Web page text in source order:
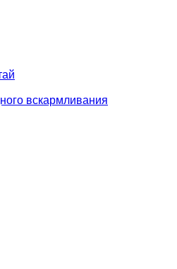
вскармливания